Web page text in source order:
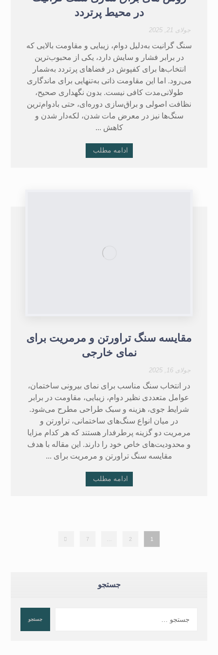
در محیط‌ پرتردد
جولای 21, 2025
سنگ گرانیت به‌دلیل دوام، زیبایی و مقاومت بالایی که
در برابر فشار و سایش دارد، یکی از محبوب‌ترین
انتخاب‌ها برای کفپوش در فضاهای پرتردد به‌شمار
می‌رود. اما این مقاومت ذاتی به‌تنهایی برای ماندگاری
طولانی‌مدت کافی نیست. بدون نگهداری صحیح،
نظافت اصولی و براق‌سازی دوره‌ای، حتی بادوام‌ترین
سنگ‌ها نیز در معرض مات شدن، لکه‌دار شدن و
کاهش ...
ادامه مطلب
مقایسه سنگ تراورتن و مرمریت برای
نمای خارجی
جولای 16, 2025
در انتخاب سنگ مناسب برای نمای بیرونی ساختمان،
عوامل متعددی نظیر دوام، زیبایی، مقاومت در برابر
شرایط جوی، هزینه و سبک طراحی مطرح می‌شود.
در میان انواع سنگ‌های ساختمانی، تراورتن و
مرمریت دو گزینه پرطرفدار هستند که هر کدام مزایا
و محدودیت‌های خاص خود را دارند. این مقاله با هدف
مقایسه سنگ تراورتن و مرمریت برای ...
ادامه مطلب
1
2
7
جستجو